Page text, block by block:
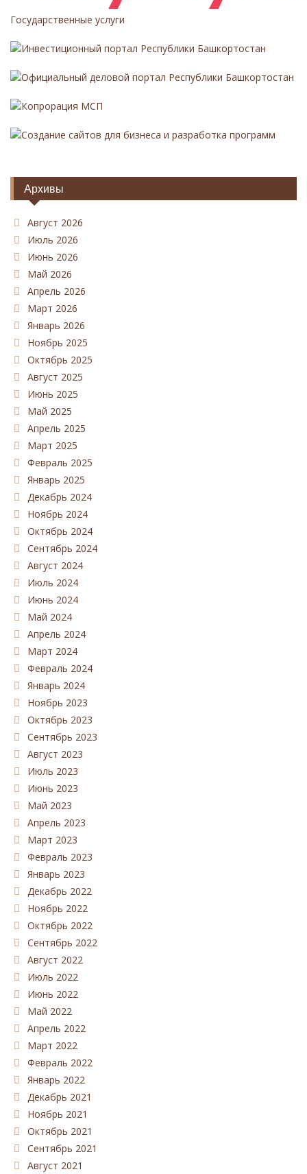
Государственные услуги
Инвестиционный портал Республики Башкортостан
Официальный деловой портал Республики Башкортостан
Копрорация МСП
Создание сайтов для бизнеса и разработка программ
Архивы
Август 2026
Июль 2026
Июнь 2026
Май 2026
Апрель 2026
Март 2026
Январь 2026
Ноябрь 2025
Октябрь 2025
Август 2025
Июнь 2025
Май 2025
Апрель 2025
Март 2025
Февраль 2025
Январь 2025
Декабрь 2024
Ноябрь 2024
Октябрь 2024
Сентябрь 2024
Август 2024
Июль 2024
Июнь 2024
Май 2024
Апрель 2024
Март 2024
Февраль 2024
Январь 2024
Ноябрь 2023
Октябрь 2023
Сентябрь 2023
Август 2023
Июль 2023
Июнь 2023
Май 2023
Апрель 2023
Март 2023
Февраль 2023
Январь 2023
Декабрь 2022
Ноябрь 2022
Октябрь 2022
Сентябрь 2022
Август 2022
Июль 2022
Июнь 2022
Май 2022
Апрель 2022
Март 2022
Февраль 2022
Январь 2022
Декабрь 2021
Ноябрь 2021
Октябрь 2021
Сентябрь 2021
Август 2021